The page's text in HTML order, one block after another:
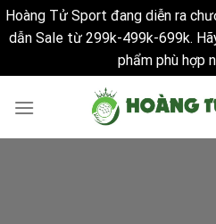
Hoàng Tử Sport đang diễn ra
dẫn Sale từ 299k-499k-699k.
phẩm phù hợp